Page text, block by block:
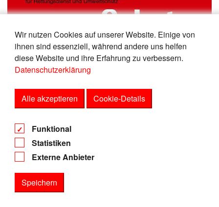
Wir nutzen Cookies auf unserer Website. Einige von
ihnen sind essenziell, während andere uns helfen
diese Website und ihre Erfahrung zu verbessern.
Datenschutzerklärung
Alle akzeptieren Cookie-Details
Funktional
Statistiken
Externe Anbieter
Speichern